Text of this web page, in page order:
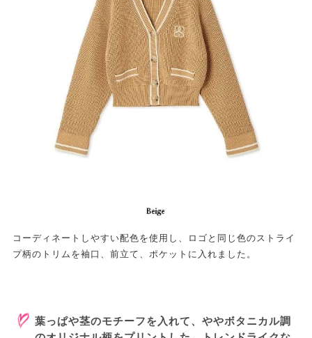
コーディネートしやすい配色を使用し、ロゴと同じ色のストライ
プ柄のトリムを袖口、前立て、ポケットに入れました。
葉っぱや茎のモチーフを入れて、ややボタニカル調